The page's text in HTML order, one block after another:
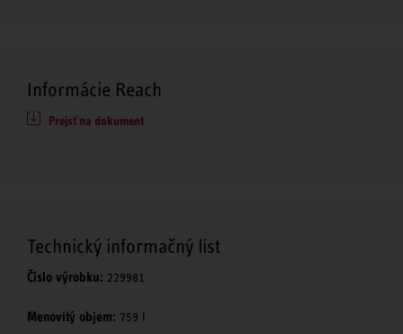
Informácie Reach
Prejsť na dokument
Technický informačný list
Číslo výrobku: 229981
Menovitý objem: 759 l